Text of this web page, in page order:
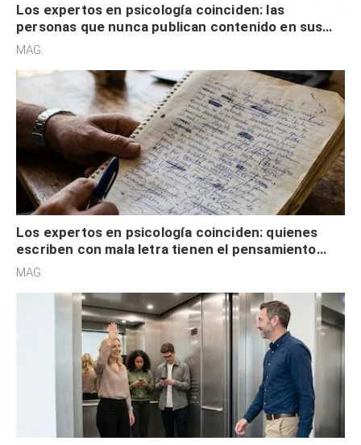
Los expertos en psicología coinciden: las
personas que nunca publican contenido en sus
redes sociales no pretenden buscar validación
MAG.
Los expertos en psicología coinciden: quienes
escriben con mala letra tienen el pensamiento
acelerado y no lo hacen por desinterés
MAG.